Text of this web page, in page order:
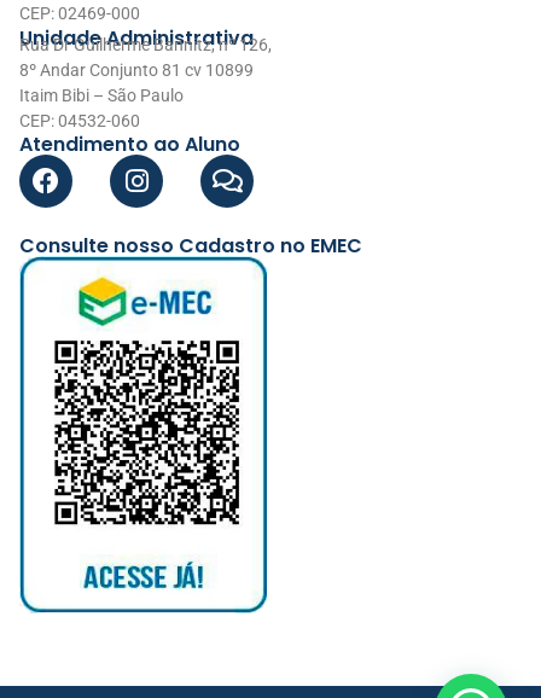
CEP: 02469-000
Unidade Administrativa
Rua Dr Guilherme Bannitz, nº 126,
8º Andar Conjunto 81 cv 10899
Itaim Bibi – São Paulo
CEP: 04532-060
Atendimento ao Aluno
Consulte nosso Cadastro no EMEC